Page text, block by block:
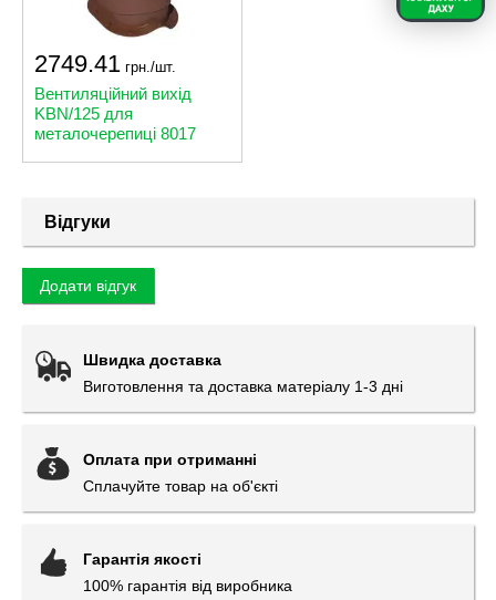
2749.41 грн./шт.
Вентиляційний вихід
KBN/125 для
металочерепиці 8017
Відгуки
Додати відгук
Швидка доставка
Виготовлення та доставка матеріалу 1-3 дні
Оплата при отриманні
Сплачуйте товар на об'єкті
Гарантія якості
100% гарантія від виробника